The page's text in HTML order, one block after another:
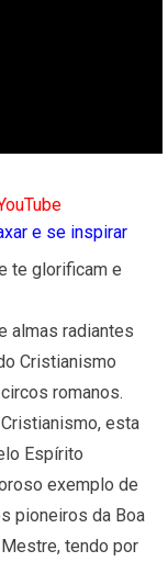
e se inspirar
te glorificam e
almas radiantes
Cristianismo
romanos.
esta
Espírito
exemplo de
pioneiros da Boa
tendo por